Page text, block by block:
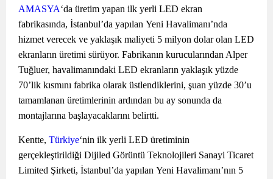
AMASYA‘da üretim yapan ilk yerli LED ekran
fabrikasında, İstanbul’da yapılan Yeni Havalimanı’nda
hizmet verecek ve yaklaşık maliyeti 5 milyon dolar olan LED
ekranların üretimi sürüyor. Fabrikanın kurucularından Alper
Tuğluer, havalimanındaki LED ekranların yaklaşık yüzde
70’lik kısmını fabrika olarak üstlendiklerini, şuan yüzde 30’u
tamamlanan üretimlerinin ardından bu ay sonunda da
montajlarına başlayacaklarını belirtti.
Kentte, Türkiye‘nin ilk yerli LED üretiminin
gerçekleştirildiği Dijiled Görüntü Teknolojileri Sanayi Ticaret
Limited Şirketi, İstanbul’da yapılan Yeni Havalimanı’nın 5